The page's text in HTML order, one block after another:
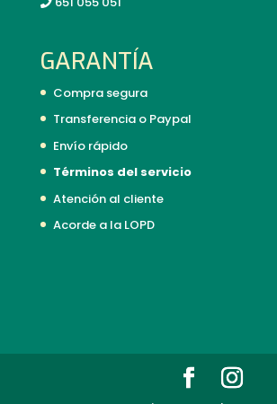
GARANTÍA
Compra segura
Transferencia o Paypal
Envío rápido
Términos del servicio
Atención al cliente
Acorde a la LOPD